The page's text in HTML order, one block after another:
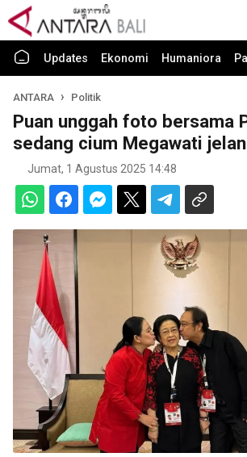
Updates Ekonomi Humaniora
ANTARA Politik
Puan unggah foto bersama
sedang cium Megawati
Jumat, 1 Agustus 2025 14:48